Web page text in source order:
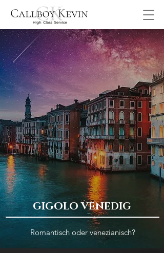
GIGOLO VENEDIG
Romantisch oder venezianisch?